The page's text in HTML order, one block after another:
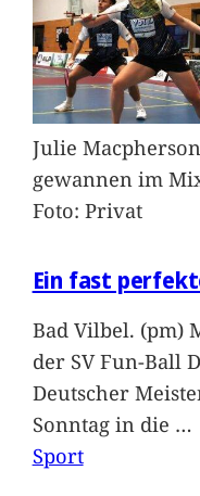
Julie
gewannen im
Foto: Privat
Ein fast
Bad Vilbel. (pm)
der SV Fun-Ball
Deutscher
Sonntag in die …
Sport